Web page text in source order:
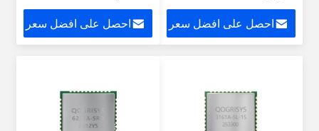
احصل على افضل سعر
Lan Module
احصل على افضل سعر